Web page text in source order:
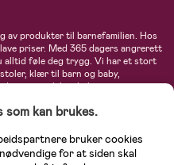
av produkter til barnefamilien. Hos
priser. Med 365 dagers angrerett
alltid føle deg trygg. Vi har et stort
klær til barn og baby,
interiør, leker, babyustyr og mye
KidKraft, Ergobaby, Philips
som kan brukes.
bruker cookies
for at siden skal